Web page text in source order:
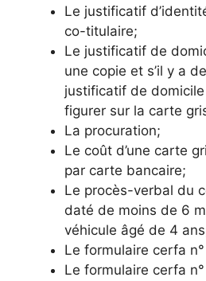
Le justificatif
co-titulaire;
Le justificatif de
une copie et s’il y a
justificatif de
figurer sur la carte
La procuration;
Le coût d’une carte
par carte bancaire;
Le procès-verbal du
daté de moins de 6
véhicule âgé de 4
Le formulaire cerfa
Le formulaire cerfa